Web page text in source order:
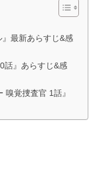
最新あらすじ&感
話』あらすじ&感
嗅覚捜査官 1話』